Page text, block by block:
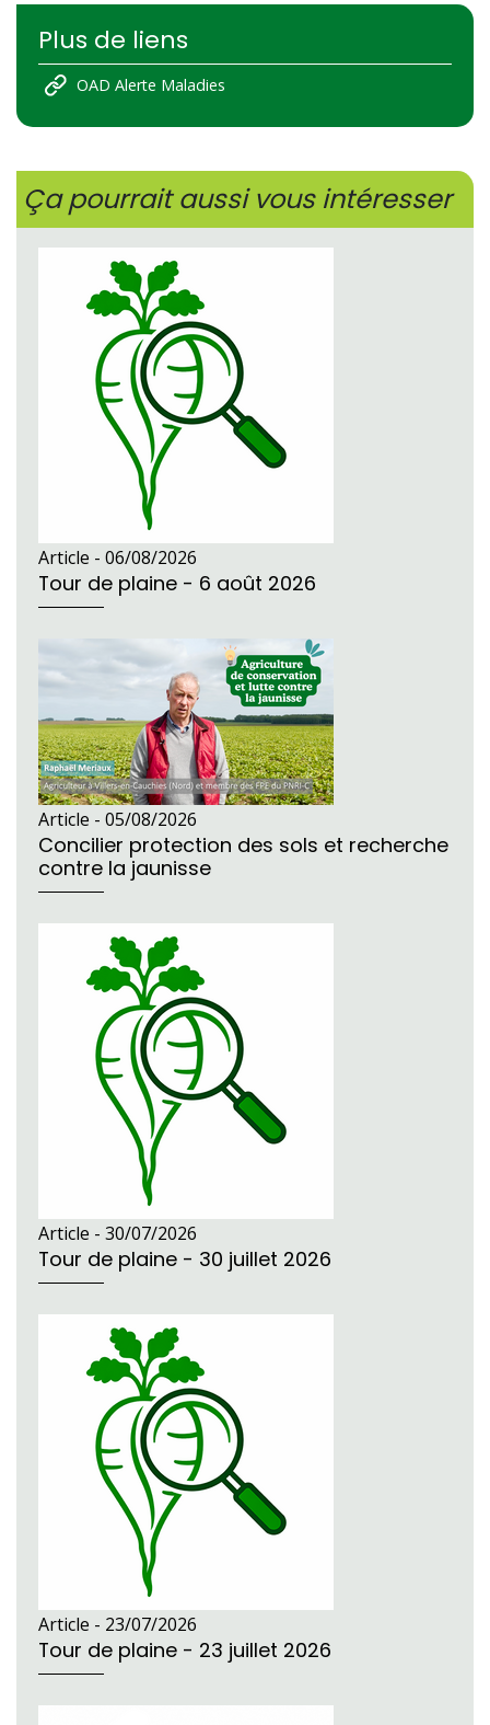
Plus de liens
OAD Alerte Maladies
Ça pourrait aussi vous intéresser
Article - 06/08/2026
Tour de plaine - 6 août 2026
Article - 05/08/2026
Concilier protection des sols et recherche
contre la jaunisse
Article - 30/07/2026
Tour de plaine - 30 juillet 2026
Article - 23/07/2026
Tour de plaine - 23 juillet 2026